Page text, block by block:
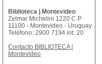
Biblioteca | Montevideo
Zelmar Michelini 1220 C.P
11100 - Montevideo - Uruguay
Teléfono: 2900 7194 int. 20
Contacto BIBLIOTECA |
Montevideo